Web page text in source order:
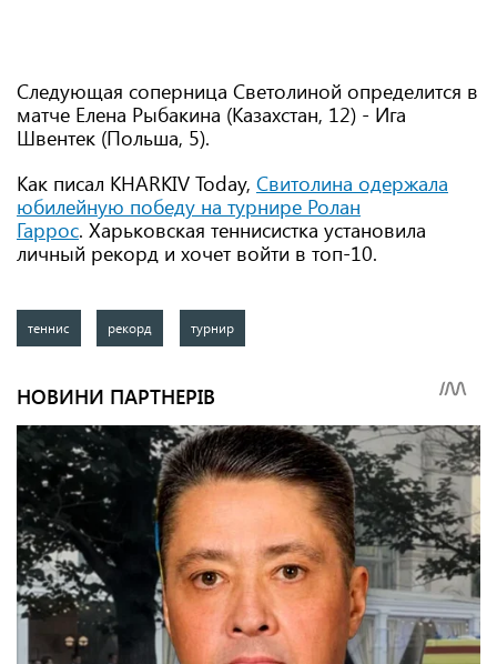
Следующая соперница Светолиной определится в
матче Елена Рыбакина (Казахстан, 12) - Ига
Швентек (Польша, 5).
Как писал KHARKIV Today, Свитолина одержала
юбилейную победу на турнире Ролан
Гаррос. Харьковская теннисистка установила
личный рекорд и хочет войти в топ-10.
теннис рекорд турнир